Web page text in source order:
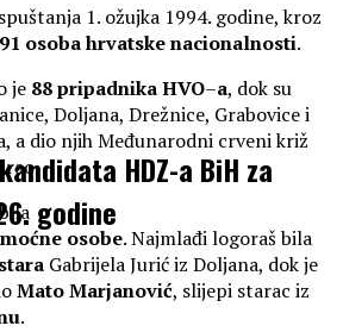
1. ožujka 1994. godine, kroz
osobahrvatskenacionalnosti.
je 88pripadnikaHVO–a, dok su
Doljana, Drežnice, Grabovice i
a dio njih Međunarodni crveni križ
osobe. Najmlađi logoraš bila
Gabrijela Jurić iz Doljana, dok je
MatoMarjanović, slijepi starac iz
.
HDZ-a BiH za
godine